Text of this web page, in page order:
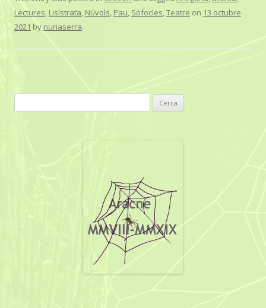
Lectures, Lisístrata, Núvols, Pau, Sòfocles,Teatre on 13 octubre
2021 by nuriaserra.
e